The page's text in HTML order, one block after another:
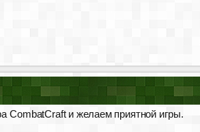
CombatCraft и желаем приятной игры.